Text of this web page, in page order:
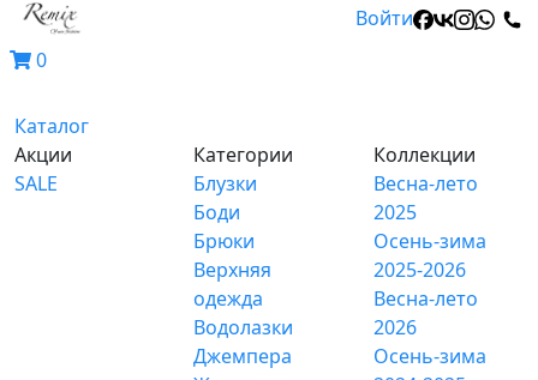
Войти
0
Каталог
Акции
SALE
Категории
Блузки
Боди
Брюки
Верхняя
одежда
Водолазки
Джемпера
Коллекции
Весна-лето
2025
Осень-зима
2025-2026
Весна-лето
2026
Осень-зима